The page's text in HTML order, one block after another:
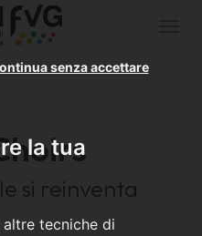
la tua
tecniche di
senza accettare
si reinventa